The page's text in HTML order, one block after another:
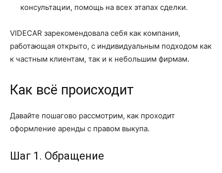
консультации, помощь на всех этапах сделки.
VIDECAR зарекомендовала себя как компания,
работающая открыто, с индивидуальным подходом как
к частным клиентам, так и к небольшим фирмам.
Как всё происходит
Давайте пошагово рассмотрим, как проходит
оформление аренды с правом выкупа.
Шаг 1. Обращение